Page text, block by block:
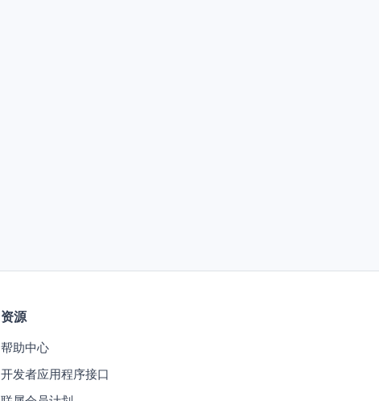
资源
帮助中心
开发者应用程序接口